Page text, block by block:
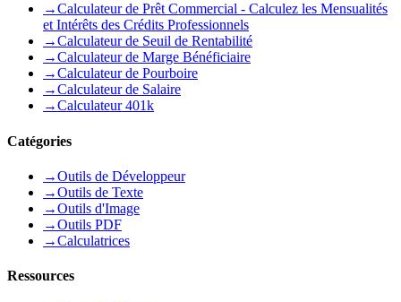
→Calculateur de Prêt Commercial - Calculez les Mensualités
et Intérêts des Crédits Professionnels
→Calculateur de Seuil de Rentabilité
→Calculateur de Marge Bénéficiaire
→Calculateur de Pourboire
→Calculateur de Salaire
→Calculateur 401k
Catégories
→Outils de Développeur
→Outils de Texte
→Outils d'Image
→Outils PDF
→Calculatrices
Ressources